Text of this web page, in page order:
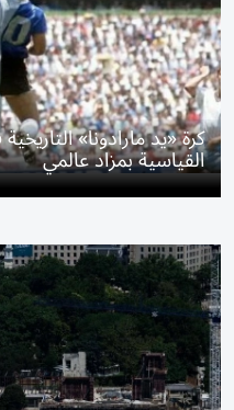
كرة «يد مارادونا»
القياسية بمزاد عالمي